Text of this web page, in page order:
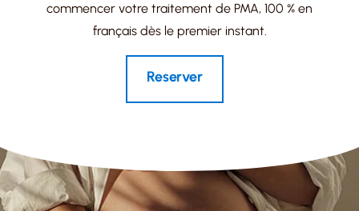
commencer votre traitement de PMA, 100 % en
français dès le premier instant.
Reserver